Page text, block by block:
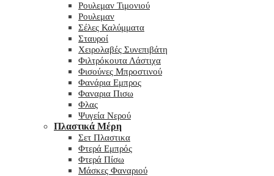
Ρουλεμαν Τιμονιού
Ρουλεμαν
Σέλες Καλύμματα
Σταυροί
Χειρολαβές Συνεπιβάτη
Φιλτρόκουτα Λάστιχα
Φισούνες Μπροστινού
Φανάρια Εμπρος
Φαναρια Πισω
Φλας
Ψυγεία Νερού
Πλαστικά Μέρη
Σετ Πλαστικα
Φτερά Εμπρός
Φτερά Πίσω
Μάσκες Φαναριού